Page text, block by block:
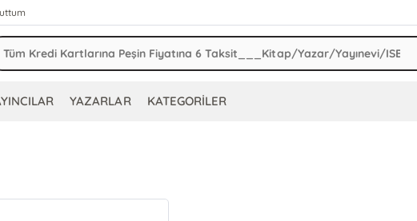
YAZARLAR KATEGORİLER